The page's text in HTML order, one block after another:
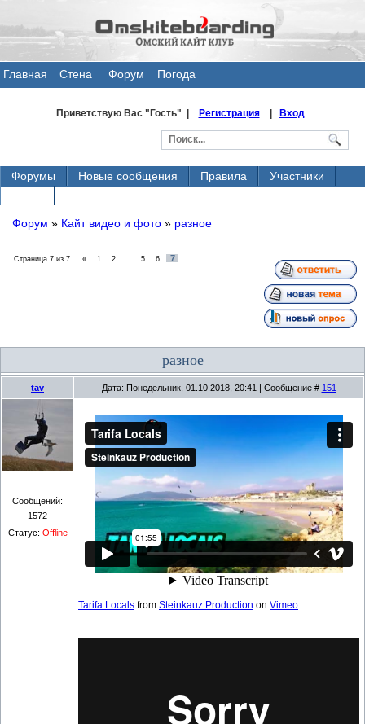
Главная
Стена
Форум Погода
Приветствую Вас"Гость" | Регистрация| Вход
Форумы Новые сообщения Правила
Участники
Форум » Кайт видео и фото » разное
Страница 7 из 7 « 1 2 5 6 7
разное
tav Дата: Понедельник, 01.10.2018, 20:41 | Сообщение # 151
Сообщений:
1572
Статус: Offline
Tarifa Locals from Steinkauz Production on Vimeo